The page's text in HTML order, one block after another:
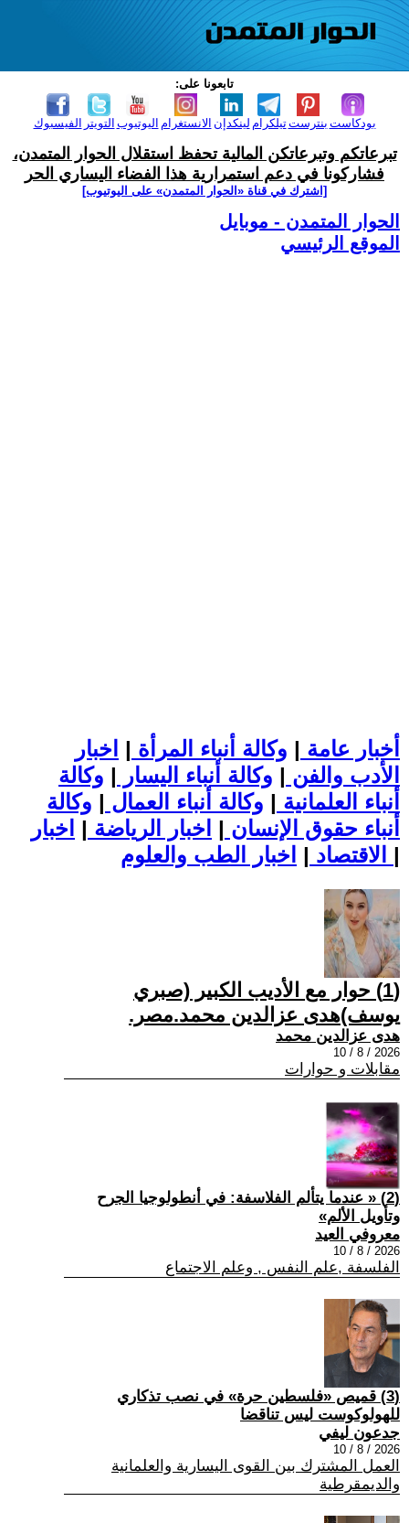
تابعونا على:
الفيسبوك التويتر اليوتيوب الانستغرام لينكدإن تيلكرامبنترست بودكاست
تبرعاتكم وتبرعاتكن المالية تحفظ استقلال الحوار المتمدن،
فشاركونا في دعم استمرارية هذا الفضاء اليساري الحر
[اشترك في قناة ‫«الحوار المتمدن» على اليوتيوب]
الحوار المتمدن - موبايل
الموقع الرئيسي
أخبار عامة | وكالة أنباء المرأة | اخبار
الأدب والفن | وكالة أنباء اليسار | وكالة
أنباء العلمانية | وكالة أنباء العمال | وكالة
أنباء حقوق الإنسان | اخبار الرياضة | اخبار
الاقتصاد | |
(1) حوار مع الأديب الكبير (صبري
يوسف)هدى عزالدين محمد.مصر.
هدى عزالدين محمد
2026 / 8 / 10
مقابلات و حوارات
(2) « عندما يتألم الفلاسفة: في أنطولوجيا الجرح
وتأويل الألم»
معروفي العيد
2026 / 8 / 10
الفلسفة ,علم النفس , وعلم الاجتماع
(3) قميص «فلسطين حرة» في نصب تذكاري
للهولوكوست ليس تناقضا
جدعون ليفي
2026 / 8 / 10
العمل المشترك بين القوى اليسارية والعلمانية
والديمقرطية